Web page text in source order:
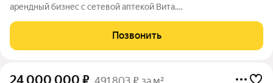
арендный бизнес с сетевой аптекой Вита.
пешеходный трафик; Рядом остановка общественного
транспорта; Хорошо просматривается со стороны проезжей
Позвонить
24 000 000 ₽